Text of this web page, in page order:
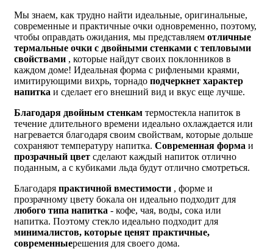
Мы знаем, как трудно найти идеальные, оригинальные,
современные и практичные очки одновременно, поэтому,
чтобы оправдать ожидания, мы представляем отличные
термальные очки с двойными стенками с тепловыми
свойствами , которые найдут своих поклонников в
каждом доме! Идеальная форма с рифлеными краями,
имитирующими вихрь, торнадо подчеркнет характер
напитка и сделает его внешний вид и вкус еще лучше.
Благодаря двойным стенкам термостекла напиток в
течение длительного времени идеально охлаждается или
нагревается благодаря своим свойствам, которые дольше
сохраняют температуру напитка. Современная форма и
прозрачный цвет сделают каждый напиток отлично
поданным, а с кубиками льда будут отлично смотреться.
Благодаря практичной вместимости , форме и
прозрачному цвету бокала он идеально подходит для
любого типа напитка - кофе, чая, воды, сока или
напитка. Поэтому стекло идеально подходит для
минималистов, которые ценят практичные,
современныерешения для своего дома.